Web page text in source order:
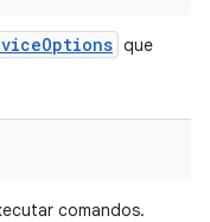
Options que
comandos.